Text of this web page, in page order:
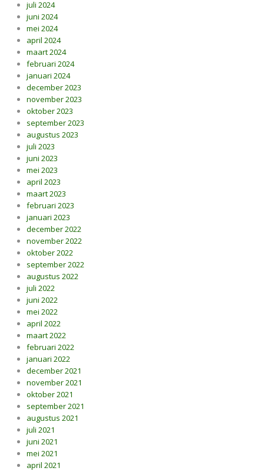
juli 2024
juni 2024
mei 2024
april 2024
maart 2024
februari 2024
januari 2024
december 2023
november 2023
oktober 2023
september 2023
augustus 2023
juli 2023
juni 2023
mei 2023
april 2023
maart 2023
februari 2023
januari 2023
december 2022
november 2022
oktober 2022
september 2022
augustus 2022
juli 2022
juni 2022
mei 2022
april 2022
maart 2022
februari 2022
januari 2022
december 2021
november 2021
oktober 2021
september 2021
augustus 2021
juli 2021
juni 2021
mei 2021
april 2021